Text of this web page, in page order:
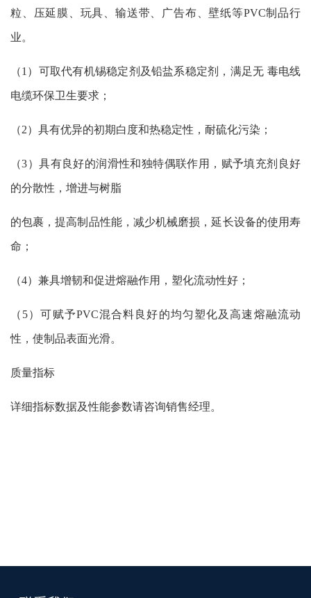
粒、压延膜、玩具、输送带、广告布、壁纸等PVC制品行
业。
（1）可取代有机锡稳定剂及铅盐系稳定剂，满足无 毒电线
电缆环保卫生要求；
（2）具有优异的初期白度和热稳定性，耐硫化污染；
（3）具有良好的润滑性和独特偶联作用，赋予填充剂良好
的分散性，增进与树脂
的包裹，提高制品性能，减少机械磨损，延长设备的使用寿
命；
（4）兼具增韧和促进熔融作用，塑化流动性好；
（5）可赋予PVC混合料良好的均匀塑化及高速熔融流动
性，使制品表面光滑。
质量指标
详细指标数据及性能参数请咨询销售经理。